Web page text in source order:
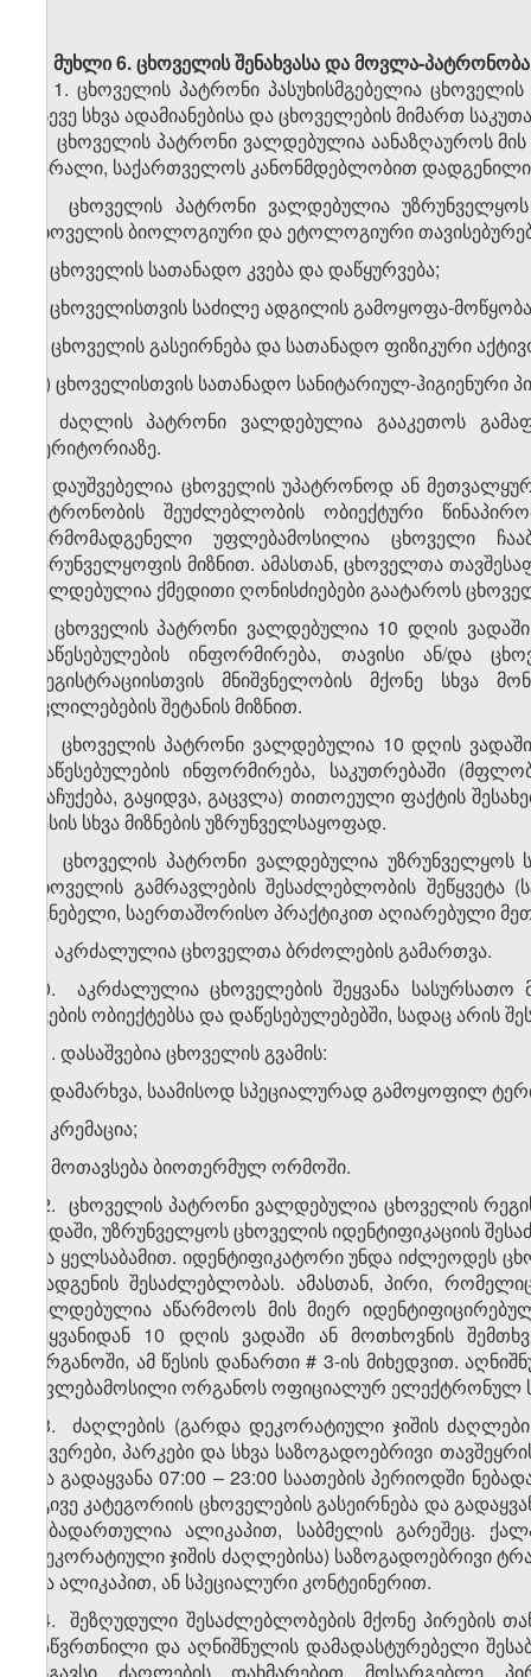
მუხლი 6.ცხოველის შენახვასა და მოვლა-
1. ცხოველის პატრონი პასუხისმგებელია
ასევე სხვა ადამიანებისა და ცხოველების მიმართ
2. ცხოველის პატრონი ვალდებულია აანაზღაუროს
ზარალი, საქართველოს კანონმდებლობით დადგენილი
3. ცხოველის პატრონი ვალდებულია
ცხოველის ბიოლოგიური და ეტოლოგიური
ა) ცხოველის სათანადო კვება და დაწყურვება;
ბ) ცხოველისთვის საძილე ადგილის გამოყოფა-
გ) ცხოველის გასეირნება და სათანადო ფიზიკური
დ) ცხოველისთვის სათანადო სანიტარიულ-ჰიგიენური
4. ძაღლის პატრონი ვალდებულია გააკეთოს
ტერიტორიაზე.
5. დაუშვებელია ცხოველის უპატრონოდ ან
პატრონობის შეუძლებლობის ობიექტური
წარმომადგენელი უფლებამოსილია ცხოველი
უზრუნველყოფის მიზნით. ამასთან, ცხოველთა
ვალდებულია ქმედითი ღონისძიებები გაატაროს
6. ცხოველის პატრონი ვალდებულია 10 დღის
დაწესებულების ინფორმირება, თავისი ან/და
რეგისტრაციისთვის მნიშვნელობის მქონე სხვა
ცვლილებების შეტანის მიზნით.
7. ცხოველის პატრონი ვალდებულია 10 დღის
დაწესებულების ინფორმირება, საკუთრებაში
(გაჩუქება, გაყიდვა, გაცვლა) თითოეული ფაქტის
წესის სხვა მიზნების უზრუნველსაყოფად.
8. ცხოველის პატრონი ვალდებულია უზრუნველყოს
ცხოველის გამრავლების შესაძლებლობის შეწყვეტა
უვნებელი, საერთაშორისო პრაქტიკით აღიარებული
9. აკრძალულია ცხოველთა ბრძოლების გამართვა.
10. აკრძალულია ცხოველების შეყვანა სასურსათო
კვების ობიექტებსა და დაწესებულებებში, სადაც არის
11. დასაშვებია ცხოველის გვამის:
ა) დამარხვა, საამისოდ სპეციალურად გამოყოფილ
ბ) კრემაცია;
გ) მოთავსება ბიოთერმულ ორმოში.
12. ცხოველის პატრონი ვალდებულია ცხოველის
ვადაში, უზრუნველყოს ცხოველის იდენტიფიკაციის
და ყელსაბამით. იდენტიფიკატორი უნდა იძლეოდეს
დადგენის შესაძლებლობას. ამასთან, პირი,
ვალდებულია აწარმოოს მის მიერ
შეყვანიდან 10 დღის ვადაში ან მოთხოვნის
ორგანოში, ამ წესის დანართი # 3-ის მიხედვით.
უფლებამოსილი ორგანოს ოფიციალურ ელექტრონულ
13. ძაღლების (გარდა დეკორატიული ჯიშის
სკვერები, პარკები და სხვა საზოგადოებრივი
და გადაყვანა 07:00 – 23:00 საათების პერიოდში
იგივე კატეგორიის ცხოველების გასეირნება და
ნებადართულია ალიკაპით, საბმელის გარეშეც.
დეკორატიული ჯიშის ძაღლებისა) საზოგადოებრივი
და ალიკაპით, ან სპეციალური კონტეინერით.
14. შეზღუდული შესაძლებლობების მქონე პირების
გაწვრთნილი და აღნიშნულის დამადასტურებელი